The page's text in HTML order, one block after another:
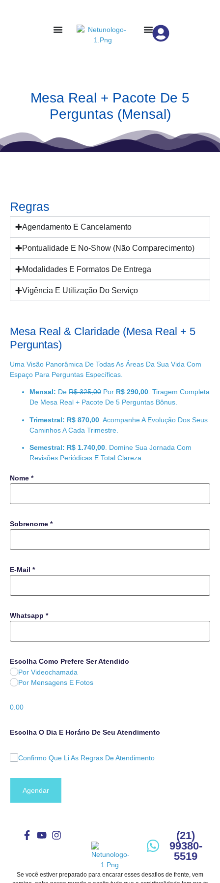
Mesa Real + Pacote De 5
Perguntas (Mensal)
Regras
Agendamento E Cancelamento
Pontualidade E No-Show (Não Comparecimento)
Modalidades E Formatos De Entrega
Vigência E Utilização Do Serviço
Mesa Real & Claridade (Mesa Real + 5
Perguntas)
Uma Visão Panorâmica De Todas As Áreas Da Sua Vida Com
Espaço Para Perguntas Específicas.
Mensal: De R$ 325,00 Por R$ 290,00. Tiragem Completa
De Mesa Real + Pacote De 5 Perguntas Bônus.
Trimestral: R$ 870,00 . Acompanhe A Evolução Dos Seus
Caminhos A Cada Trimestre.
Semestral: R$ 1.740,00 . Domine Sua Jornada Com
Revisões Periódicas E Total Clareza.
Nome *
Sobrenome *
E-Mail *
Whatsapp *
Escolha Como Prefere Ser Atendido
Por Videochamada
Por Mensagens E Fotos
0.00
Escolha O Dia E Horário De Seu Atendimento
Confirmo Que Li As Regras De Atendimento
Agendar
(21)
99380-
5519
Se você estiver preparado para encarar esses desafios de frente, vem